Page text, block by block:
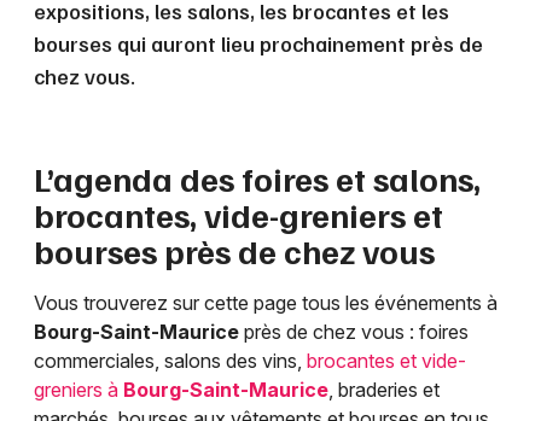
expositions, les salons, les brocantes et les
bourses qui auront lieu prochainement près de
chez vous.
L’agenda des foires et salons,
brocantes, vide-greniers et
bourses près de chez vous
Vous trouverez sur cette page tous les événements à
Bourg-Saint-Maurice près de chez vous : foires
commerciales, salons des vins, brocantes et vide-
greniers à Bourg-Saint-Maurice, braderies et